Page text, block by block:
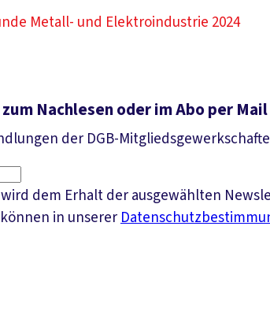
Metall- und Elektroindustrie 2024
Nachlesen oder im Abo per Mail
der DGB-
dem Erhalt der ausgewählten
in unserer